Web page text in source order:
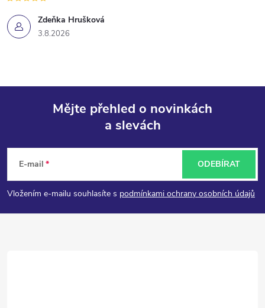
Zdeňka Hrušková
3.8.2026
p
a
Mějte přehled o novinkách
a slevách
E-mail
Vložením e-mailu souhlasíte s podmínkami ochrany osobních údajů
ODEBÍRAT